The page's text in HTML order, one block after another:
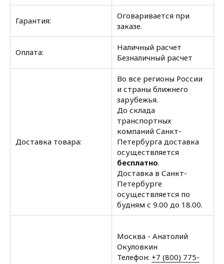
Гарантия:
Оговаривается при
заказе.
Оплата:
Наличный расчет
Безналичный расчет
Доставка товара:
Во все регионы России
и страны ближнего
зарубежья.
До склада
транспортных
компаний Санкт-
Петербурга доставка
осуществляется
бесплатно.
Доставка в Санкт-
Петербурге
осуществляется по
будням с 9.00 до 18.00.
Москва - Анатолий
Окуловкин
Телефон: +7 (800) 775-